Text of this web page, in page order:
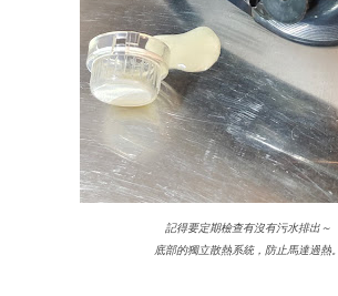
記得要定期檢查有沒有污水排出～
底部的獨立散熱系統，防止馬達過熱。